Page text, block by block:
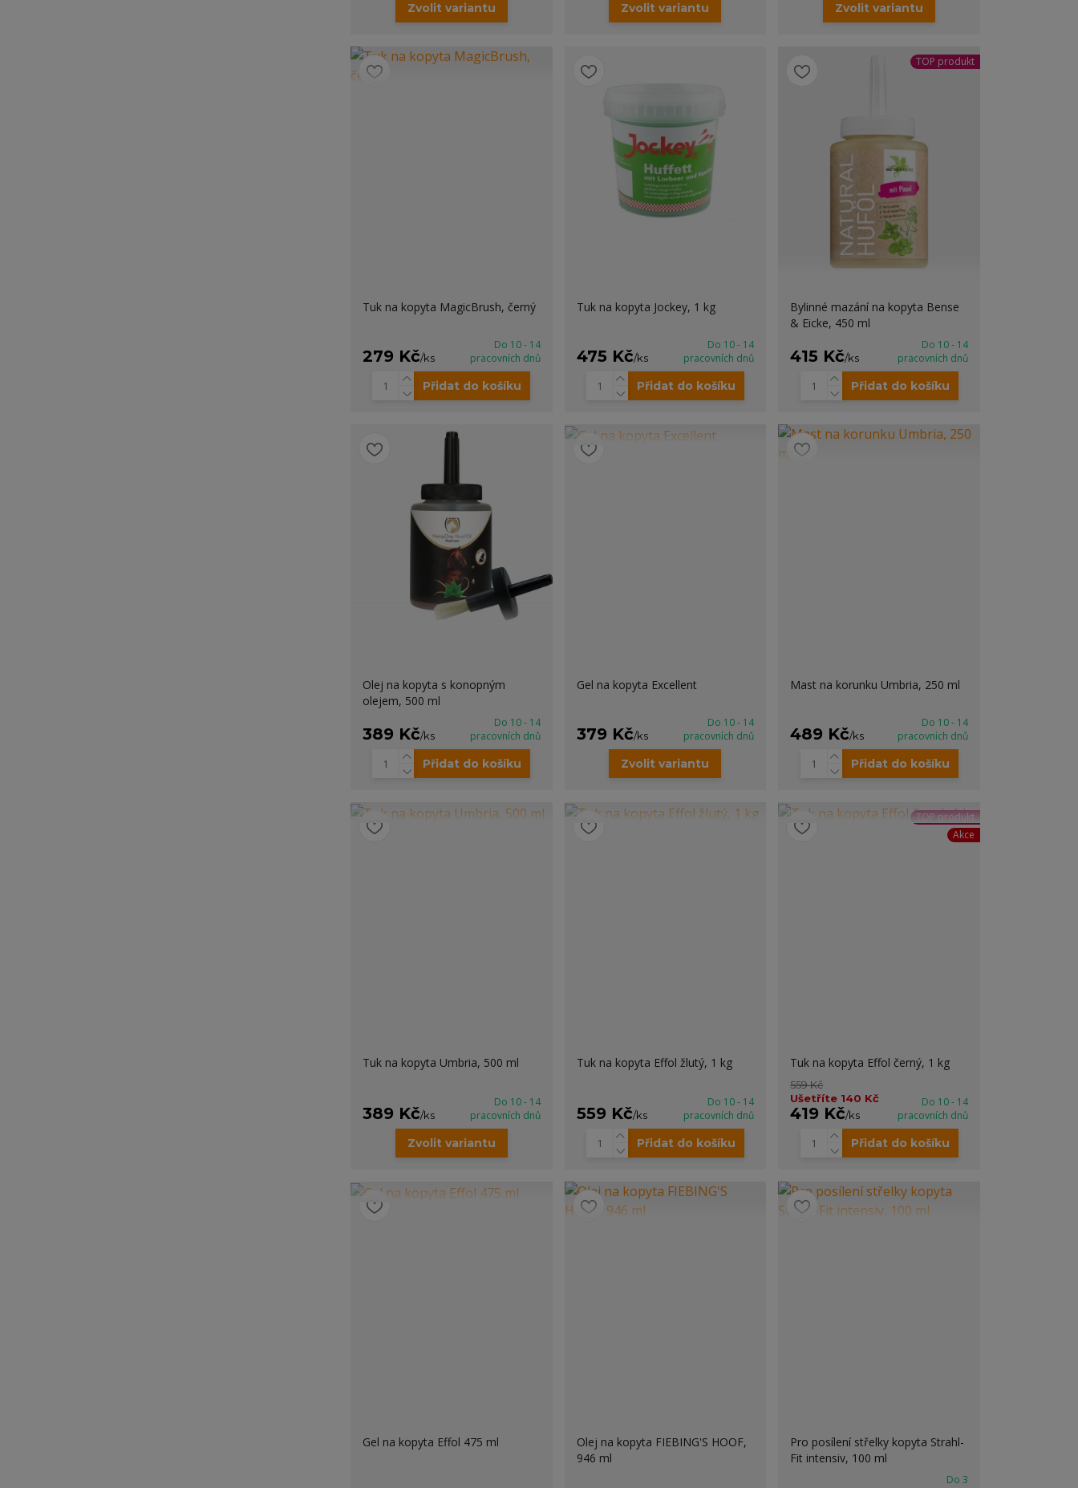
Zvolit variantu Zvolit variantu Zvolit variantu
Tuk na kopyta MagicBrush, černý
279 Kč/ks
Do 10 - 14
pracovních dnů
Přidat do košíku
Tuk na kopyta Jockey, 1 kg
475 Kč/ks
Do 10 - 14
pracovních dnů
Přidat do košíku
TOP produkt
Bylinné mazání na kopyta Bense
& Eicke, 450 ml
415 Kč/ks
Do 10 - 14
pracovních dnů
Přidat do košíku
Olej na kopyta s konopným
olejem, 500 ml
389 Kč/ks
Do 10 - 14
pracovních dnů
Přidat do košíku
Gel na kopyta Excellent
379 Kč/ks
Do 10 - 14
pracovních dnů
Zvolit variantu
Mast na korunku Umbria, 250 ml
489 Kč/ks
Do 10 - 14
pracovních dnů
Přidat do košíku
Tuk na kopyta Umbria, 500 ml
389 Kč/ks
Do 10 - 14
pracovních dnů
Zvolit variantu
Tuk na kopyta Effol žlutý, 1 kg
559 Kč/ks
Do 10 - 14
pracovních dnů
Přidat do košíku
TOP produkt
Akce
Tuk na kopyta Effol černý, 1 kg
559 Kč
Ušetříte 140 Kč
419 Kč/ks
Do 10 - 14
pracovních dnů
Přidat do košíku
Gel na kopyta Effol 475 ml
Olej na kopyta FIEBING'S HOOF,
946 ml
Pro posílení střelky kopyta Strahl-
Fit intensiv, 100 ml
Do 3